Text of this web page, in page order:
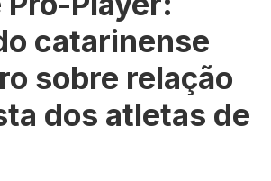
catarinense
sobre relação
dos atletas de